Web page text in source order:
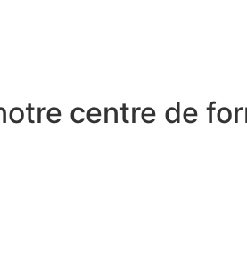
centre de